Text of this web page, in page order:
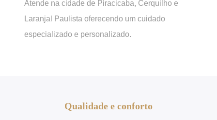
Atende na cidade de Piracicaba, Cerquilho e
Laranjal Paulista oferecendo um cuidado
especializado e personalizado.
Qualidade e conforto